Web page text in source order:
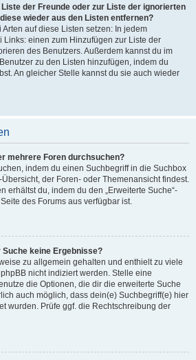
der Freunde oder zur Liste der ignorierten
wieder aus den Listen entfernen?
auf diese Listen setzen: In jedem
Links: einen zum Hinzufügen zur Liste der
des Benutzers. Außerdem kannst du im
zu den Listen hinzufügen, indem du
An gleicher Stelle kannst du sie auch wieder
mehrere Foren durchsuchen?
indem du einen Suchbegriff in die Suchbox
der Foren- oder Themenansicht findest.
erhältst du, indem du den „Erweiterte Suche“-
des Forums aus verfügbar ist.
keine Ergebnisse?
zu allgemein gehalten und enthielt zu viele
nicht indiziert werden. Stelle eine
die Optionen, die dir die erweiterte Suche
auch möglich, dass dein(e) Suchbegriff(e) hier
wurden. Prüfe ggf. die Rechtschreibung der